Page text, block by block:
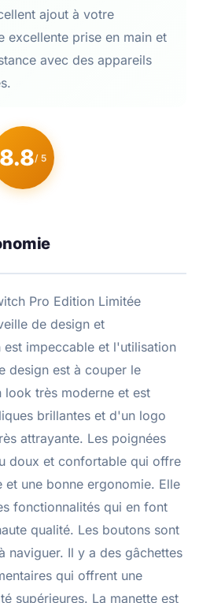
ajout à votre
excellente prise en main et
avec des appareils
8.8/ 5
Pro Edition Limitée
de design et
impeccable et l'utilisation
design est à couper le
look très moderne et est
brillantes et d'un logo
attrayante. Les poignées
doux et confortable qui offre
et une bonne ergonomie. Elle
fonctionnalités qui en font
qualité. Les boutons sont
naviguer. Il y a des gâchettes
qui offrent une
supérieures. La manette est